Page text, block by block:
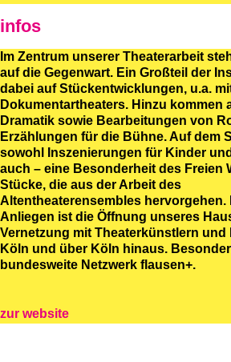
infos
Im Zentrum unserer Theaterarbeit
auf die Gegenwart. Ein Großteil der
dabei auf Stückentwicklungen, u.a.
Dokumentartheaters. Hinzu kommen
Dramatik sowie Bearbeitungen von
Erzählungen für die Bühne. Auf dem
sowohl Inszenierungen für Kinder
auch – eine Besonderheit des Freien
Stücke, die aus der Arbeit des
Altentheaterensembles hervorgehen.
Anliegen ist die Öffnung unseres
Vernetzung mit Theaterkünstlern und
Köln und über Köln hinaus.
bundesweite Netzwerk flausen+.
zur website